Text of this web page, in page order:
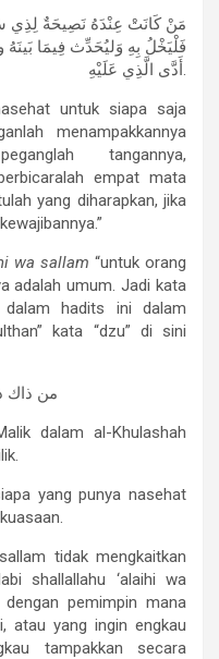
ﻣَﻦْ ﻛَﺎﻧَﺖْ ﻋِﻨْﺪَﻩُ ﻧَﺼِﻴﺤَﺔٌ ﻟِﺬِﻱ
ﻓَﻠْﻴَﺨْﻞُ ﺑِﻪِ وَليُحَدِّث فِيمَا بَينَهُ
untuk siapa saja
menampakkannya
tangannya,
empat mata
yang diharapkan, jika
wa sallam “untuk orang
adalah umum. Jadi kata
dalam hadits ini dalam
kata “dzu” di sini
ﻣﻦ ﺫﺍﻙ
dalam al-Khulashah
yang punya nasehat
tidak mengkaitkan
shallallahu ‘alaihi wa
pemimpin mana
atau yang ingin engkau
tampakkan secara